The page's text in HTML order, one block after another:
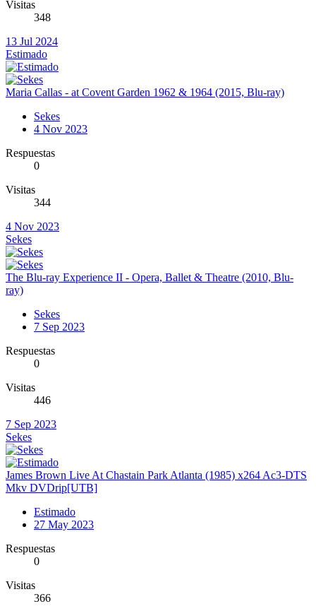
Visitas
348
13 Jul 2024
Estimado
Maria Callas - at Covent Garden 1962 & 1964 (2015, Blu-ray)
Sekes
4 Nov 2023
Respuestas
0
Visitas
344
4 Nov 2023
Sekes
The Blu-ray Experience II - Opera, Ballet & Theatre (2010, Blu-
ray)
Sekes
7 Sep 2023
Respuestas
0
Visitas
446
7 Sep 2023
Sekes
James Brown Live At Chastain Park Atlanta (1985) x264 Ac3-DTS
Mkv DVDrip[UTB]
Estimado
27 May 2023
Respuestas
0
Visitas
366